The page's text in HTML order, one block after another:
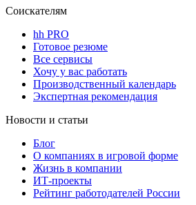
Соискателям
hh PRO
Готовое резюме
Все сервисы
Хочу у вас работать
Производственный календарь
Экспертная рекомендация
Новости и статьи
Блог
О компаниях в игровой форме
Жизнь в компании
ИТ-проекты
Рейтинг работодателей России